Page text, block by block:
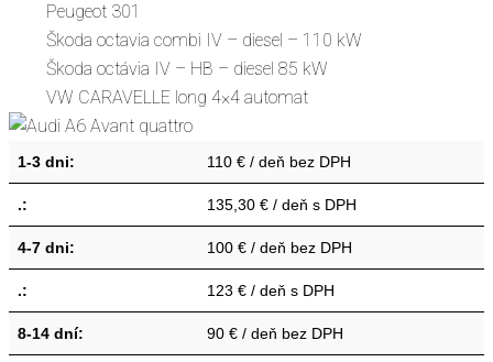
Peugeot 301
Škoda octavia combi IV – diesel – 110 kW
Škoda octávia IV – HB – diesel 85 kW
VW CARAVELLE long 4×4 automat
1-3 dni: 110 € / deň bez DPH
.: 135,30 € / deň s DPH
4-7 dni: 100 € / deň bez DPH
.: 123 € / deň s DPH
8-14 dní: 90 € / deň bez DPH